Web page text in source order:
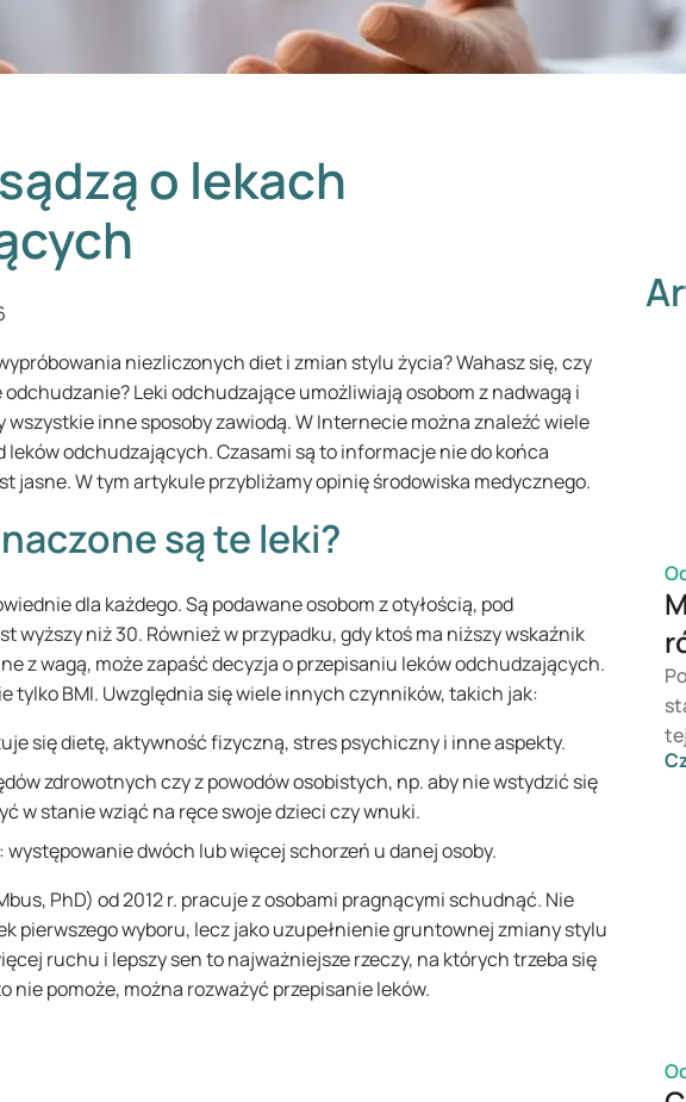
o lekach
niezliczonych diet i zmian stylu życia? Wahasz się, czy
Leki odchudzające umożliwiają osobom z nadwagą i
wszystkie inne sposoby zawiodą. W Internecie można znaleźć wiele
odchudzających. Czasami są to informacje nie do końca
jasne. W tym artykule przybliżamy opinię środowiska medycznego.
są te leki?
dla każdego. Są podawane osobom z otyłością, pod
wyższy niż 30. Również w przypadku, gdy ktoś ma niższy wskaźnik
z wagą, może zapaść decyzja o przepisaniu leków odchudzających.
tylko BMI. Uwzględnia się wiele innych czynników, takich jak:
się dietę, aktywność fizyczną, stres psychiczny i inne aspekty.
zdrowotnych czy z powodów osobistych, np. aby nie wstydzić się
w stanie wziąć na ręce swoje dzieci czy wnuki.
: występowanie dwóch lub więcej schorzeń u danej osoby.
PhD) od 2012 r. pracuje z osobami pragnącymi schudnąć. Nie
pierwszego wyboru, lecz jako uzupełnienie gruntownej zmiany stylu
ruchu i lepszy sen to najważniejsze rzeczy, na których trzeba się
nie pomoże, można rozważyć przepisanie leków.